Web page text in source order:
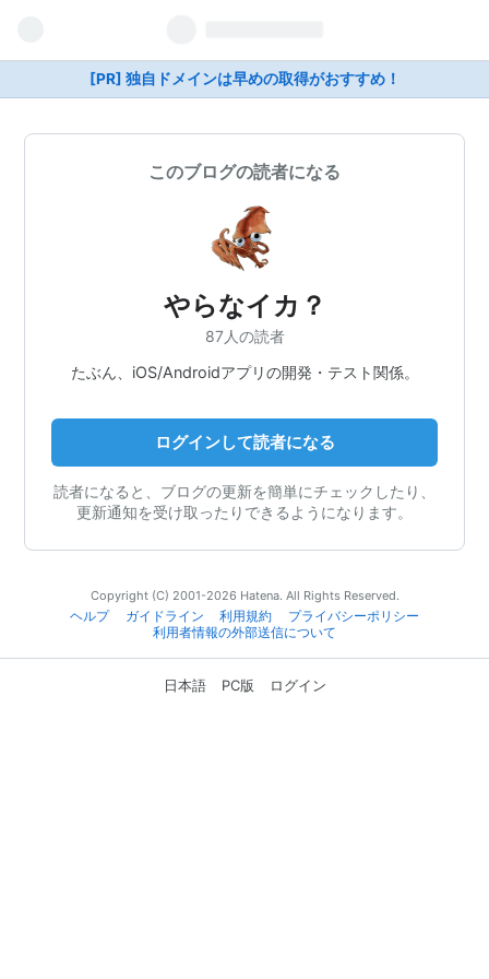
[PR] 独自ドメインは早めの取得がおすすめ！
このブログの読者になる
やらなイカ？
87人の読者
たぶん、iOS/Androidアプリの開発・テスト関係。
ログインして読者になる
読者になると、ブログの更新を簡単にチェックしたり、
更新通知を受け取ったりできるようになります。
Copyright (C) 2001-2026 Hatena. All Rights Reserved.
ヘルプ
ガイドライン 利用規約
プライバシーポリシー
利用者情報の外部送信について
日本語 PC版 ログイン